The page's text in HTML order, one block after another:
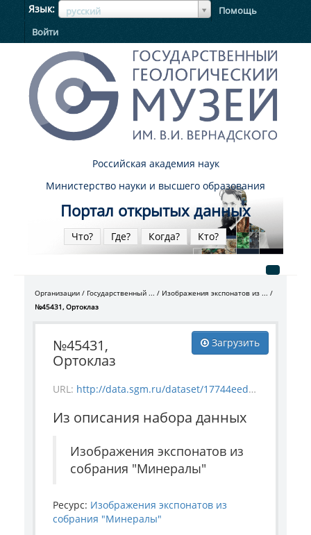
Язык русский
ЯзыкЯзык
Помощь
Войти
Российская академия наук
Министерство науки и высшего образования
Портал открытых данных
Что? Где? Когда? Кто?
Организации Государственный ...
Изображения экспонатов из ...
№45431, Ортоклаз
Загрузить
№45431,
Ортоклаз
URL: http://data.sgm.ru/dataset/17744eed-27fa-4a9a-bc72-4e657fa570af/resource/79cd9486-9772-4eab-83b9-5eea4e16be22/download/mineral_45431.jpg
Из описания набора данных
Изображения экспонатов из
собрания "Минералы"
Ресурс: Изображения экспонатов из
собрания "Минералы"